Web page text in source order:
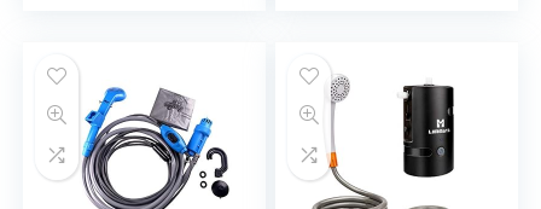
douchekop – Met…